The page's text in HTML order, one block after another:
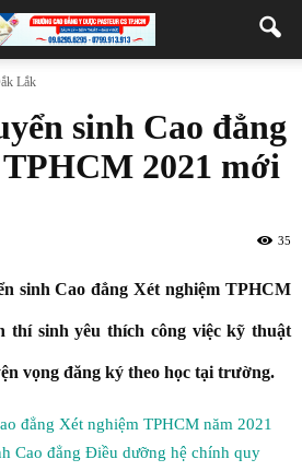
Lắk
sinh Cao đẳng
2021 mới
35
sinh Cao đẳng Xét nghiệm TPHCM
thí sinh yêu thích công việc kỹ thuật
vọng đăng ký theo học tại trường.
đẳng Xét nghiệm TPHCM năm 2021
Cao đẳng Điều dưỡng hệ chính quy